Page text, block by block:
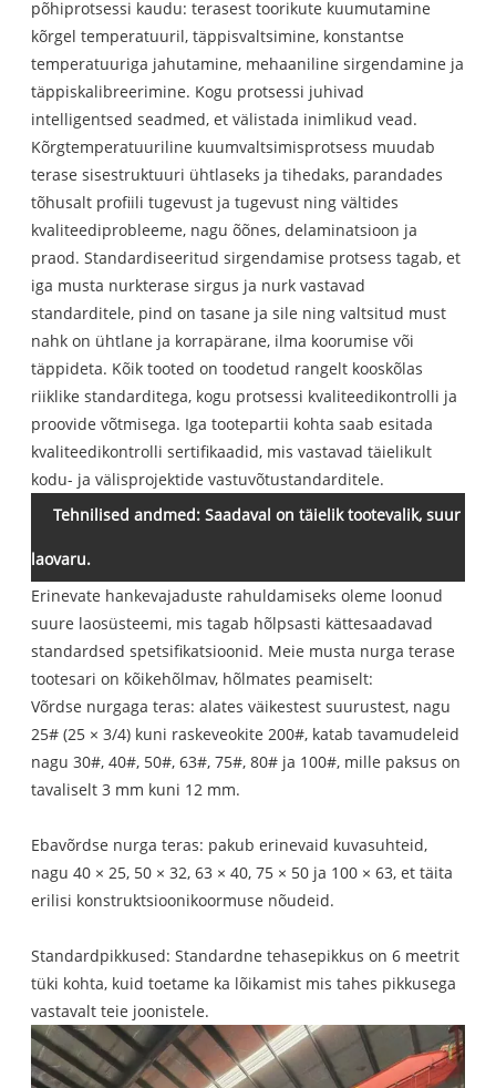
põhiprotsessi kaudu: terasest toorikute kuumutamine
kõrgel temperatuuril, täppisvaltsimine, konstantse
temperatuuriga jahutamine, mehaaniline sirgendamine ja
täppiskalibreerimine. Kogu protsessi juhivad
intelligentsed seadmed, et välistada inimlikud vead.
Kõrgtemperatuuriline kuumvaltsimisprotsess muudab
terase sisestruktuuri ühtlaseks ja tihedaks, parandades
tõhusalt profiili tugevust ja tugevust ning vältides
kvaliteediprobleeme, nagu õõnes, delaminatsioon ja
praod. Standardiseeritud sirgendamise protsess tagab, et
iga musta nurkterase sirgus ja nurk vastavad
standarditele, pind on tasane ja sile ning valtsitud must
nahk on ühtlane ja korrapärane, ilma koorumise või
täppideta. Kõik tooted on toodetud rangelt kooskõlas
riiklike standarditega, kogu protsessi kvaliteedikontrolli ja
proovide võtmisega. Iga tootepartii kohta saab esitada
kvaliteedikontrolli sertifikaadid, mis vastavad täielikult
kodu- ja välisprojektide vastuvõtustandarditele.
Tehnilised andmed: Saadaval on täielik tootevalik, suur
laovaru.
Erinevate hankevajaduste rahuldamiseks oleme loonud
suure laosüsteemi, mis tagab hõlpsasti kättesaadavad
standardsed spetsifikatsioonid. Meie musta nurga terase
tootesari on kõikehõlmav, hõlmates peamiselt:
Võrdse nurgaga teras: alates väikestest suurustest, nagu
25# (25 × 3/4) kuni raskeveokite 200#, katab tavamudeleid
nagu 30#, 40#, 50#, 63#, 75#, 80# ja 100#, mille paksus on
tavaliselt 3 mm kuni 12 mm.
Ebavõrdse nurga teras: pakub erinevaid kuvasuhteid,
nagu 40 × 25, 50 × 32, 63 × 40, 75 × 50 ja 100 × 63, et täita
erilisi konstruktsioonikoormuse nõudeid.
Standardpikkused: Standardne tehasepikkus on 6 meetrit
tüki kohta, kuid toetame ka lõikamist mis tahes pikkusega
vastavalt teie joonistele.